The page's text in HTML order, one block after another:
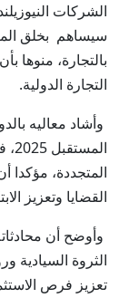
الشركات
سيساهم بخلق
بالتجارة، منوها
التجارة الدولية.
وأشاد معاليه
المتجددة، مؤكدا
القضايا وتعزيز
وأوضح أن
الثروة
تعزيز فرص